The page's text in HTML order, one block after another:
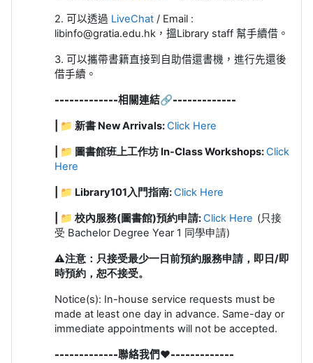
2. 可以透過 LiveChat / Email :
libinfo@gratia.edu.hk，搵Library staff 幫手續借。
3. 可以攜帶書籍直接到自助借還書機，進行先還後
借手續。
-------------相關連結🔗-------------
| 📁 新書 New Arrivals:Click Here
| 📁 圖書館班上工作坊 In-Class Workshops:Click
Here
| 📁 Library101入門指南:Click Here
| 📁 校內服務(圖書館)預約申請:Click Here (只接
受 Bachelor Degree Year 1 同學申請)
⚠️注意：只接受最少一日前預約服務申請，即日/即
時預約，恕不接受。
Notice(s): In-house service requests must be
made at least one day in advance. Same-day or
immediate appointments will not be accepted.
-------------聯絡我們❤️-------------